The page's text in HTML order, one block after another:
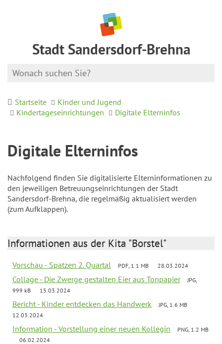
Stadt Sandersdorf-Brehna
Startseite
Kinder und Jugend
Kindertageseinrichtungen
Digitale Elterninfos
Digitale Elterninfos
Nachfolgend finden Sie digitalisierte Elterninformationen zu
den jeweiligen Betreuungseinrichtungen der Stadt
Sandersdorf-Brehna, die regelmäßig aktualisiert werden
(zum Aufklappen).
Informationen aus der Kita "Borstel"
Vorschau - Spatzen 2. Quartal PDF, 1.1 MB 28.03.2024
Collage - Die Zwerge gestalten Eier aus Tonpapier
JPG,
999 kB
15.03.2024
Bericht - Kinder entdecken das Handwerk
JPG, 1.6 MB
12.03.2024
Information - Vorstellung einer neuen Kollegin
PNG, 1.2 MB
06.02.2024